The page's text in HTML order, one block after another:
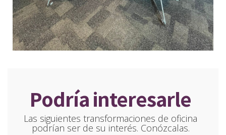
Podría interesarle
Las siguientes transformaciones de oficina
podrían ser de su interés. Conózcalas.